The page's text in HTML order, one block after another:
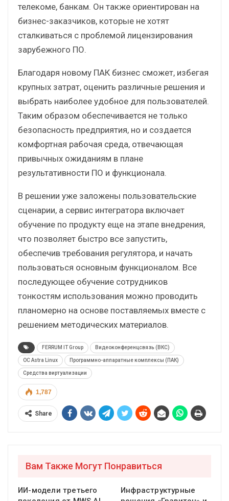
телекоме, банкам. Он также ориентирован на
бизнес-заказчиков, которые не хотят
сталкиваться с проблемой лицензирования
зарубежного ПО.
Благодаря новому ПАК бизнес сможет, избегая
крупных затрат, оценить различные решения и
выбрать наиболее удобное для пользователей.
Таким образом обеспечивается не только
безопасность предприятия, но и создается
комфортная рабочая среда, отвечающая
привычных ожиданиям в плане
результативности ПО и функционала.
В решении уже заложены пользовательские
сценарии, а сервис интегратора включает
обучение по продукту еще на этапе внедрения,
что позволяет быстро все запустить,
обеспечив требования регулятора, и начать
пользоваться основным функционалом. Все
последующее обучение сотрудников
тонкостям использования можно проводить
планомерно на основе поставляемых вместе с
решением методических материалов.
FERRUM IT Group Видеоконференцсвязь (ВКС)
ОС Astra Linux Программно-аппаратные комплексы (ПАК)
Средства виртуализации
1,787
Share
Вам Также Могут Понравиться
ИИ-модели третьего
Инфраструктурные